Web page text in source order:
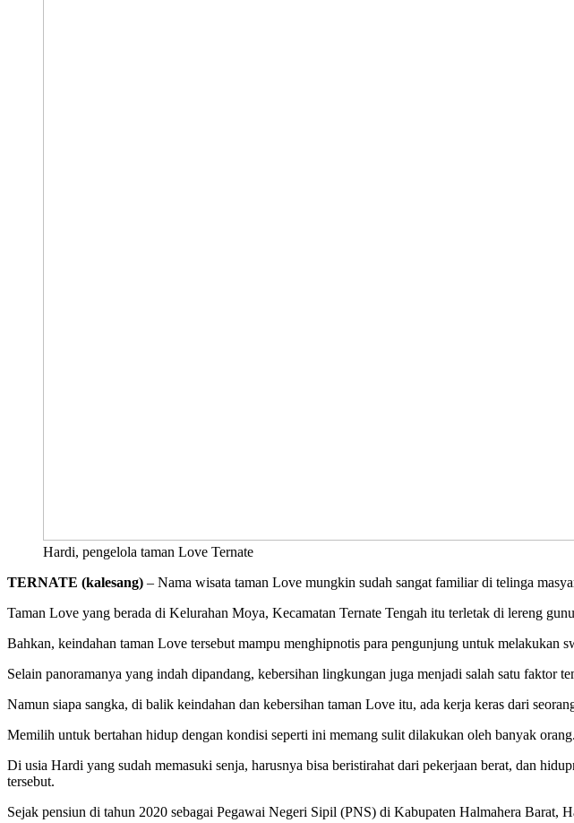
Hardi, pengelola taman Love Ternate
TERNATE (kalesang) – Nama wisata taman Love mungkin sudah sangat familiar di telinga
Taman Love yang berada di Kelurahan Moya, Kecamatan Ternate Tengah itu terletak di lereng
Bahkan, keindahan taman Love tersebut mampu menghipnotis para pengunjung untuk melakukan
Selain panoramanya yang indah dipandang, kebersihan lingkungan juga menjadi salah satu faktor
Namun siapa sangka, di balik keindahan dan kebersihan taman Love itu, ada kerja keras dari
Memilih untuk bertahan hidup dengan kondisi seperti ini memang sulit dilakukan oleh banyak
Di usia Hardi yang sudah memasuki senja, harusnya bisa beristirahat dari pekerjaan berat, dan
tersebut.
Sejak pensiun di tahun 2020 sebagai Pegawai Negeri Sipil (PNS) di Kabupaten Halmahera